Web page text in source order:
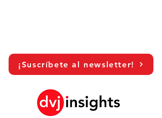
¡Suscríbete al newsletter!